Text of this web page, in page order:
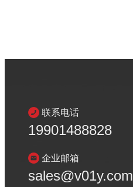
联系电话
19901488828
企业邮箱
sales@v01y.com